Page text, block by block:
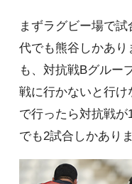
まずラグビー場で
代でも熊谷しかあ
も、対抗戦Bグルー
戦に行かないと行け
で行ったら対抗戦
でも2試合しかあり